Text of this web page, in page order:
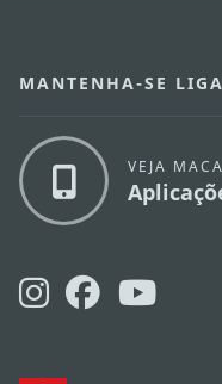
MANTENHA-SE
VEJA